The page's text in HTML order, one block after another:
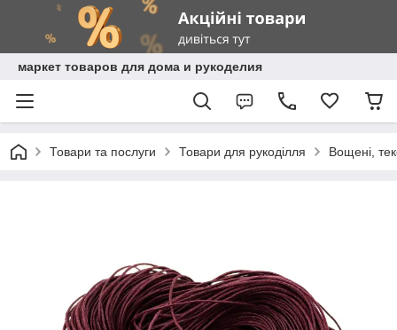
маркет товаров для дома и рукоделия
Товари та послуги Товари для рукоділля Вощені,